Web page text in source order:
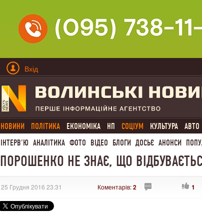
Вхід
НОВИНИ ПОЛІТИКА ЕКОНОМІКА НП СОЦІУМ КУЛЬТУРА АВТО
ІНТЕРВ'Ю АНАЛІТИКА ФОТО ВІДЕО БЛОГИ ДОСЬЄ АНОНСИ
ПОРОШЕНКО НЕ ЗНАЄ, ЩО
25 Грудня 2016 23:31 Коментарів:2 1